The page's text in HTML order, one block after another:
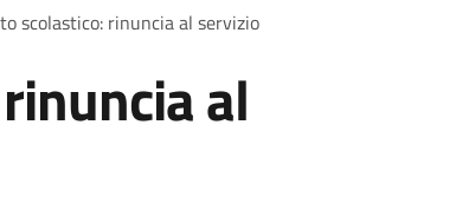
scolastico: rinuncia al servizio
al